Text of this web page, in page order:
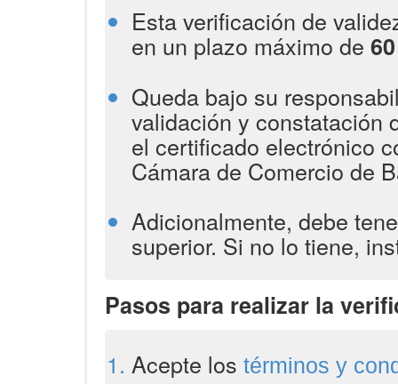
Esta verificación de
en un plazo máximo de
Queda bajo su
validación y constatación
el certificado electrónico
Cámara de Comercio de
Adicionalmente, debe
superior. Si no lo tiene,
Pasos para realizar la
Acepte los términos y